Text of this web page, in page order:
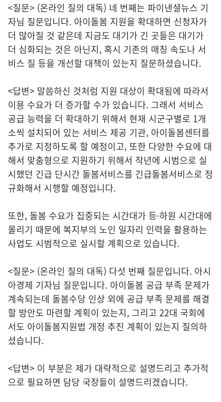
<질문> (온라인 질의 대독) 네 번째는 파이낸셜뉴스 기
자님 질문입니다. 아이돌봄 지원을 확대하면 신청자가
더 많아질 것 같은데 지금도 대기가 긴 곳들은 대기가
더 심화되는 것은 아닌지, 혹시 기존의 매칭 속도나 서
비스 질 등을 개선할 대책이 있는지 질문하셨습니다.
<답변> 말씀하신 것처럼 지원 대상이 확대됨에 따라서
이용 수요가 더 증가할 수가 있습니다. 그래서 서비스
공급 능력을 더 확대하기 위해서 현재 시군구별로 1개
소씩 설치되어 있는 서비스 제공 기관, 아이돌봄센터를
추가로 지정하도록 할 예정이고, 또한 다양한 수요에 대
해서 맞춤형으로 지원하기 위해서 작년에 시범으로 실
시했던 긴급 단시간 돌봄서비스를 긴급돌봄서비스로 정
규화해서 시행할 예정입니다.
또한, 돌봄 수요가 집중되는 시간대가 등·하원 시간대에
몰리기 때문에 복지부의 노인 일자리 인력을 활용하는
사업도 시범적으로 실시할 계획으로 있습니다.
<질문> (온라인 질의 대독) 다섯 번째 질문입니다. 아시
아경제 기자님 질문입니다. 아이돌봄 공급 부족 문제가
계속되는데 돌봄수당 인상 외에 공급 부족 문제를 해결
할 방안도 마련할 계획이 있는지, 그리고 22대 국회에
서도 아이돌봄지원법 개정 추진 계획이 있는지 질의하
셨습니다.
<답변> 이 부분은 제가 대략적으로 설명드리고 추가적
으로 필요하면 담당 국장들이 설명드리겠습니다.